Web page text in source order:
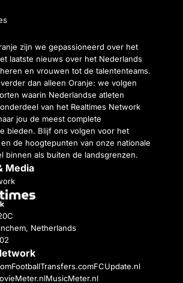
zijn we gepassioneerd over het
laatste nieuws over het Nederlands
en vrouwen tot de talententeams.
dan alleen Oranje: we volgen
waarin Nederlandse atleten
van het Realtimes Network
jou de meest complete
bieden. Blijf ons volgen voor het
de hoogtepunten van onze nationale
binnen als buiten de landsgrenzen.
Media
Netherlands
FootballTransfers.comFCUpdate.nl
MusicMeter.nl